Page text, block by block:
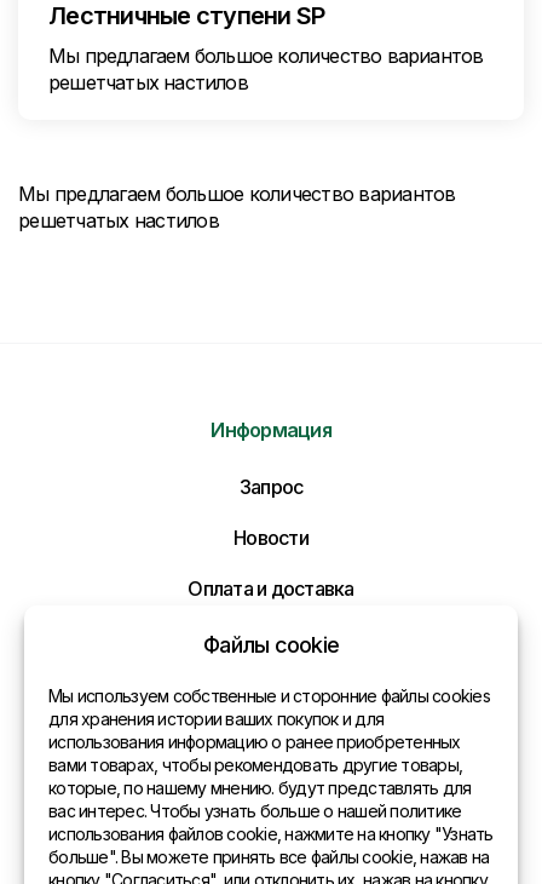
Лестничные ступени SP
Мы предлагаем большое количество вариантов
решетчатых настилов
Мы предлагаем большое количество вариантов
решетчатых настилов
Напишите нам ваше сообщение и мы ответим
Информация
Запрос
Новости
Оплата и доставка
Политика конфиденциальности
Контакты
Общая информация
Представительства в мире
Адрес
Файлы cookie
Мы используем собственные и сторонние файлы cookies
для хранения истории ваших покупок и для
использования информацию о ранее приобретенных
вами товарах, чтобы рекомендовать другие товары,
которые, по нашему мнению. будут представлять для
вас интерес. Чтобы узнать больше о нашей политике
использования файлов cookie, нажмите на кнопку "Узнать
больше". Вы можете принять все файлы cookie, нажав на
кнопку "Согласиться", или отклонить их, нажав на кнопку